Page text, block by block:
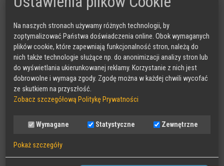
ekspozycja oczu na światło z ekranów może powodować
Skoncentruj się na jednej czynności. Dobrze jest
ćwiczyć uważność oraz koncentrację. Jest to bardzo
przydatna umiejętność, zważywszy na to, jak często naszą
uwagę rozpraszają urządzenia cyfrowe.
Pomoc nadchodzi – aplikacje
wspomagające cyfrowy dobrostan
Warto pamiętać, że technologia
tylko zaprogramowana na
Na naszych stronach używamy różnych technologii, by
zoptymalizować Państwa doświadczenia online. Obok wymaganych
plików cookie, które zapewniają funkcjonalność stron, należą do
nich także technologie służące np. do anonimizacji analizy stron lub
do wyświetlania ukierunkowanej reklamy. Korzystanie z nich jest
dobrowolne i wymaga zgody. Zgodę można w każdej chwili wycofać
ze skutkiem na przyszłość.
Zobacz szczegółową Politykę Prywatności
Wymagane Statystyczne Zewnętrzne
Pokaż szczegóły